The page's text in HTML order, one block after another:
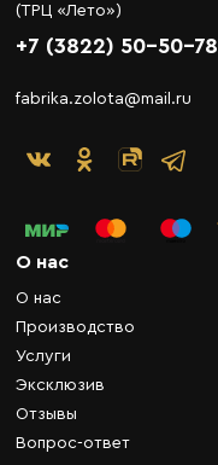
(ТРЦ «Лето»)
+7 (3822) 50-50-78
fabrika.zolota@mail.ru
О нас
О нас
Производство
Услуги
Эксклюзив
Отзывы
Вопрос-ответ